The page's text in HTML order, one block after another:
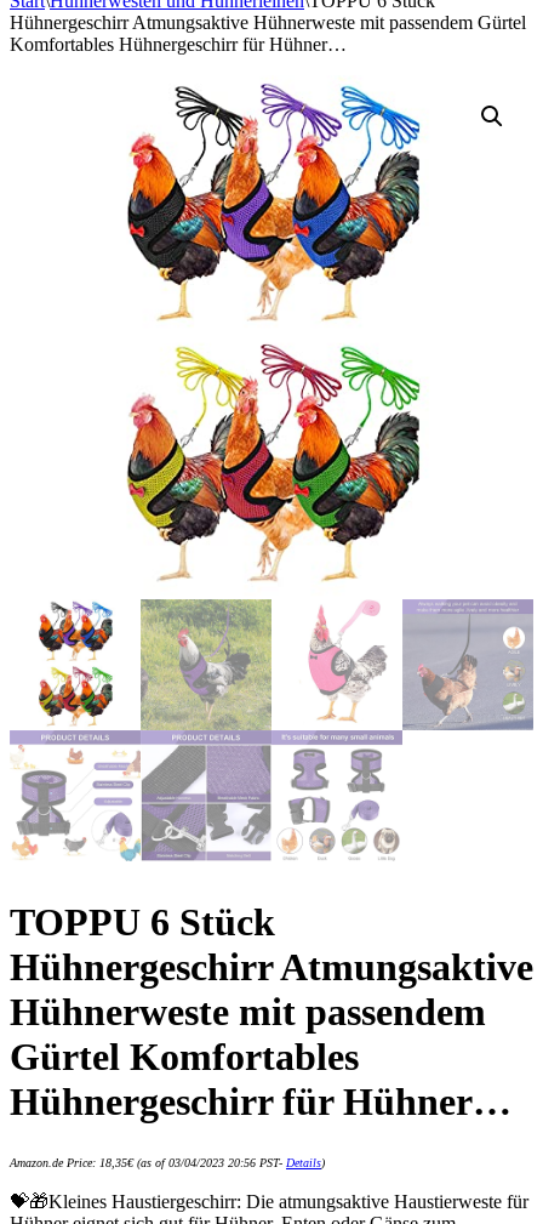
Hühnergeschirr Atmungsaktive Hühnerweste mit passendem Gürtel
Komfortables Hühnergeschirr für Hühner…
TOPPU 6 Stück
Hühnergeschirr Atmungsaktive
Hühnerweste mit passendem
Gürtel Komfortables
Hühnergeschirr für Hühner…
Amazon.de Price: 18,35€(as of 03/04/2023 20:56 PST- Details)
💝🎁Kleines Haustiergeschirr: Die atmungsaktive Haustierweste für